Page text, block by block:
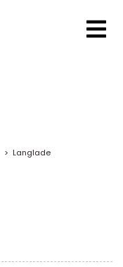
> Langlade